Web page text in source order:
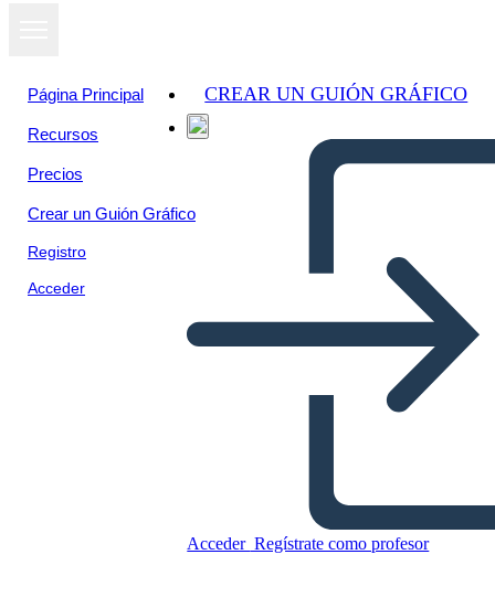
Página Principal
Recursos
Precios
Crear un Guión Gráfico
Registro
Acceder
CREAR UN GUIÓN GRÁFICO
Acceder Regístrate como profesor